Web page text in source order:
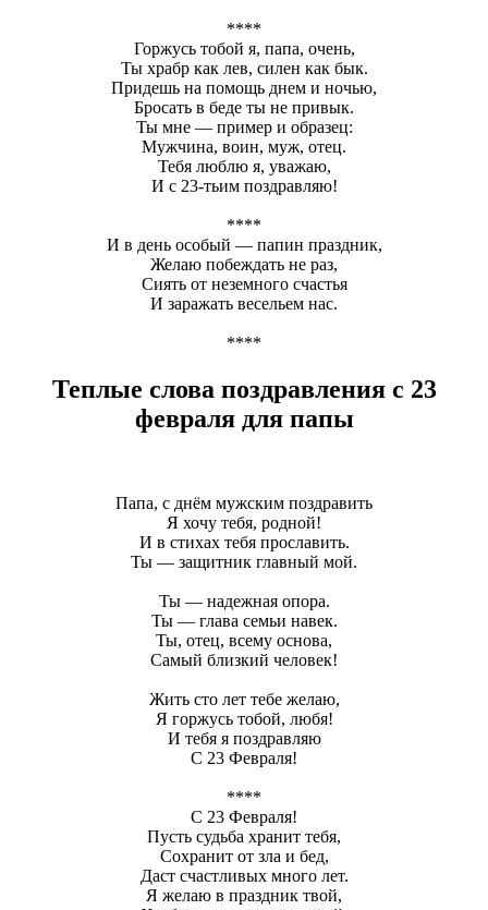
****
Горжусь тобой я, папа, очень,
Ты храбр как лев, силен как бык.
Придешь на помощь днем и ночью,
Бросать в беде ты не привык.
Ты мне — пример и образец:
Мужчина, воин, муж, отец.
Тебя люблю я, уважаю,
И с 23-тьим поздравляю!
****
И в день особый — папин праздник,
Желаю побеждать не раз,
Сиять от неземного счастья
И заражать весельем нас.
****
Теплые слова поздравления с 23
февраля для папы
Папа, с днём мужским поздравить
Я хочу тебя, родной!
И в стихах тебя прославить.
Ты — защитник главный мой.
Ты — надежная опора.
Ты — глава семьи навек.
Ты, отец, всему основа,
Самый близкий человек!
Жить сто лет тебе желаю,
Я горжусь тобой, любя!
И тебя я поздравляю
С 23 Февраля!
****
С 23 Февраля!
Пусть судьба хранит тебя,
Сохранит от зла и бед,
Даст счастливых много лет.
Я желаю в праздник твой,